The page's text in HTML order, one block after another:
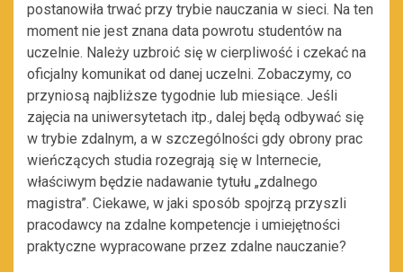
postanowiła trwać przy trybie nauczania w sieci. Na ten
moment nie jest znana data powrotu studentów na
uczelnie. Należy uzbroić się w cierpliwość i czekać na
oficjalny komunikat od danej uczelni. Zobaczymy, co
przyniosą najbliższe tygodnie lub miesiące. Jeśli
zajęcia na uniwersytetach itp., dalej będą odbywać się
w trybie zdalnym, a w szczególności gdy obrony prac
wieńczących studia rozegrają się w Internecie,
właściwym będzie nadawanie tytułu „zdalnego
magistra”. Ciekawe, w jaki sposób spojrzą przyszli
pracodawcy na zdalne kompetencje i umiejętności
praktyczne wypracowane przez zdalne nauczanie?